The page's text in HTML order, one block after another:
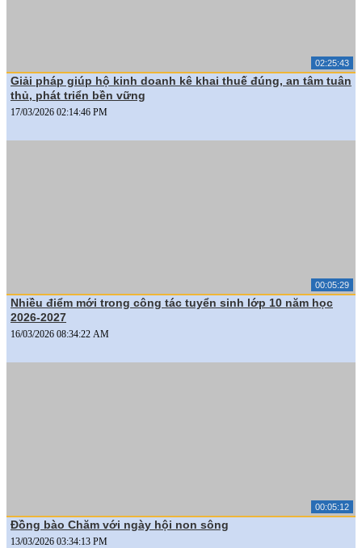
02:25:43
Giải pháp giúp hộ kinh doanh kê khai thuế đúng, an tâm tuân
thủ, phát triển bền vững
17/03/2026 02:14:46 PM
00:05:29
Nhiều điểm mới trong công tác tuyển sinh lớp 10 năm học
2026-2027
16/03/2026 08:34:22 AM
00:05:12
Đồng bào Chăm với ngày hội non sông
13/03/2026 03:34:13 PM